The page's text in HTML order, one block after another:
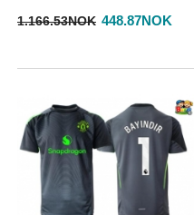
1.166.53NOK 448.87NOK